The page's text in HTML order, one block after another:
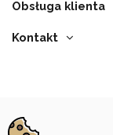
Obsługa klienta
Kontakt